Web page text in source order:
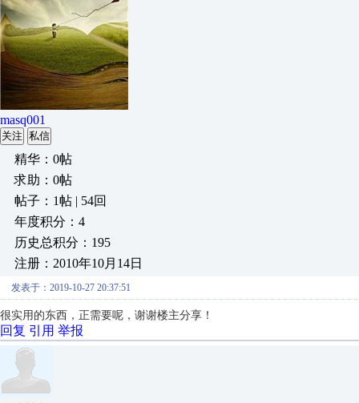
masq001
关注 私信
精华：0帖
求助：0帖
帖子：1帖 | 54回
年度积分：4
历史总积分：195
注册：2010年10月14日
发表于：2019-10-27 20:37:51
很实用的东西，正需要呢，谢谢楼主分享！
回复 引用 举报